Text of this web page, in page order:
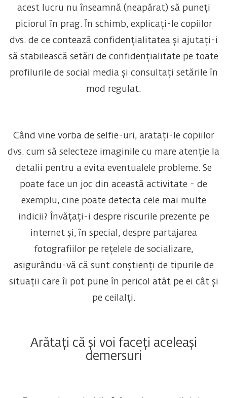
acest lucru nu înseamnă (neapărat) să puneți
piciorul în prag. În schimb, explicați-le copiilor
dvs. de ce contează confidențialitatea și ajutați-i
să stabilească setări de confidențialitate pe toate
profilurile de social media și consultați setările în
mod regulat.
Când vine vorba de selfie-uri, aratați-le copiilor
dvs. cum să selecteze imaginile cu mare atenție la
detalii pentru a evita eventualele probleme. Se
poate face un joc din această activitate - de
exemplu, cine poate detecta cele mai multe
indicii? Învățați-i despre riscurile prezente pe
internet și, în special, despre partajarea
fotografiilor pe rețelele de socializare,
asigurându-vă că sunt conștienți de tipurile de
situații care îi pot pune în pericol atât pe ei cât și
pe ceilalți.
Arătați că și voi faceți aceleași
demersuri